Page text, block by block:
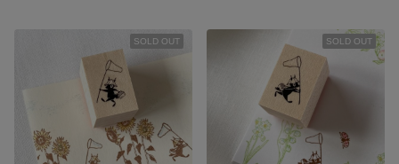
SOLD OUT SOLD OUT